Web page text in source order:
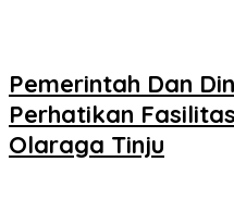
Pemerintah Dan
Perhatikan
Olaraga Tinju